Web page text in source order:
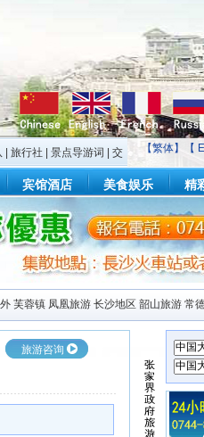
【繁体】【
旅行社 景点导游词
交
宾馆酒店 美食娱乐 精
芙蓉镇 凤凰旅游 长沙地区 韶山旅游 常
旅游咨询